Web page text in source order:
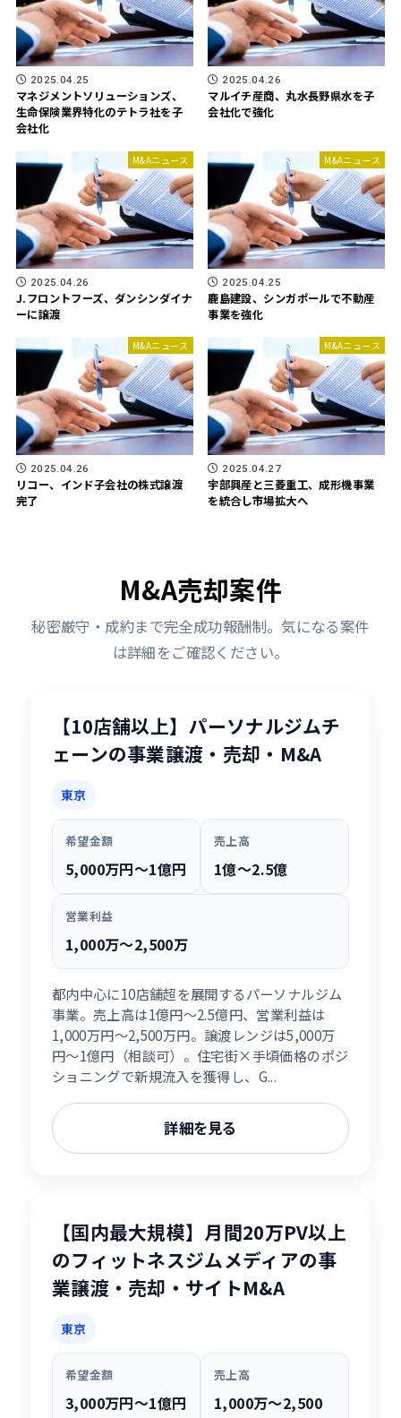
2025.04.25
マネジメントソリューションズ、
生命保険業界特化のテトラ社を子
会社化
2025.04.26
マルイチ産商、丸水長野県水を子
会社化で強化
M&Aニュース
2025.04.26
J.フロントフーズ、ダンシンダイナ
ーに譲渡
M&Aニュース
2025.04.25
鹿島建設、シンガポールで不動産
事業を強化
M&Aニュース
2025.04.26
リコー、インド子会社の株式譲渡
完了
M&Aニュース
2025.04.27
宇部興産と三菱重工、成形機事業
を統合し市場拡大へ
M&A売却案件
秘密厳守・成約まで完全成功報酬制。気になる案件
は詳細をご確認ください。
【10店舗以上】パーソナルジムチ
ェーンの事業譲渡・売却・M&A
東京
希望金額
5,000万円〜1億円
売上高
1億〜2.5億
営業利益
1,000万〜2,500万
都内中心に10店舗超を展開するパーソナルジム
事業。売上高は1億円〜2.5億円、営業利益は
1,000万円〜2,500万円。譲渡レンジは5,000万
円〜1億円（相談可）。住宅街×手頃価格のポジ
ショニングで新規流入を獲得し、G...
詳細を見る
【国内最大規模】月間20万PV以上
のフィットネスジムメディアの事
業譲渡・売却・サイトM&A
東京
希望金額
3,000万円〜1億円
売上高
1,000万〜2,500